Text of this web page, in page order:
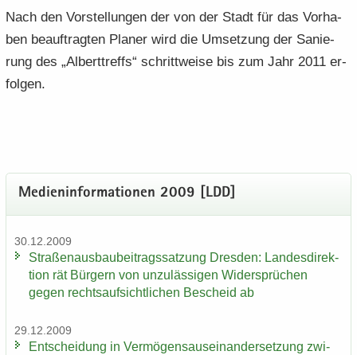
Nach den Vor­stel­lun­gen der von der Stadt für das Vor­ha­
ben be­auf­trag­ten Pla­ner wird die Um­set­zung der Sa­nie­
rung des „Al­bert­treffs“ schritt­wei­se bis zum Jahr 2011 er­
fol­gen.
Me­di­en­in­for­ma­tio­nen 2009 [LDD]
30.12.2009
Stra­ßen­aus­bau­bei­trags­sat­zung Dres­den: Lan­des­di­rek­
ti­on rät Bür­gern von un­zu­läs­si­gen Wi­der­sprü­chen
gegen rechts­auf­sicht­li­chen Be­scheid ab
29.12.2009
Ent­schei­dung in Ver­mö­gens­aus­ein­an­der­set­zung zwi­